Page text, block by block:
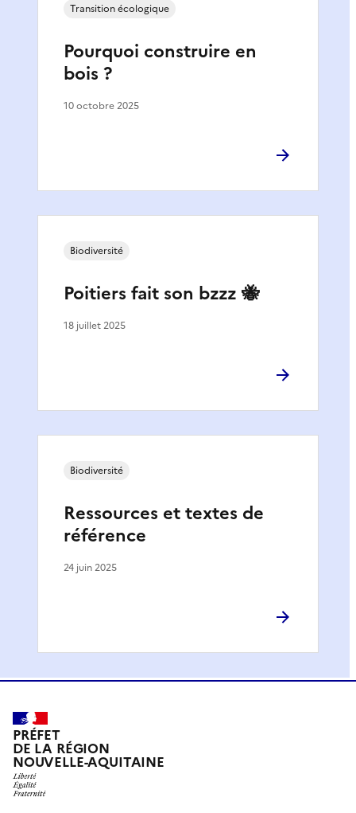
Pourquoi construire en
bois ?
Transition écologique
10 octobre 2025
Poitiers fait son bzzz 🐝
Biodiversité
18 juillet 2025
Ressources et textes de
référence
Biodiversité
24 juin 2025
PRÉFET
DE LA RÉGION
NOUVELLE-AQUITAINE